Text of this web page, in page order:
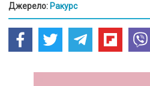
Джерело: Ракурс